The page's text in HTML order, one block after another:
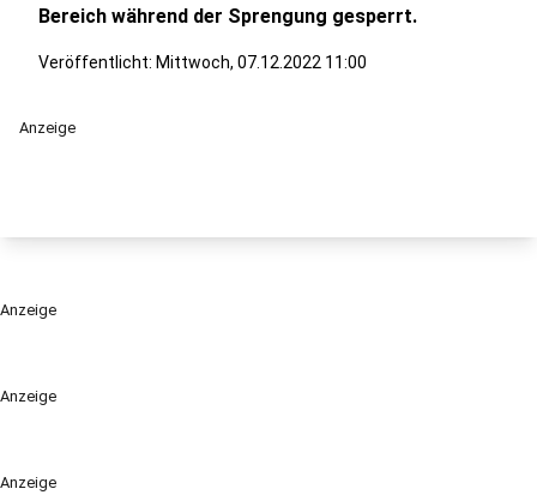
Anzeige
Anzeige
Bereich während der Sprengung gesperrt.
Veröffentlicht: Mittwoch, 07.12.2022 11:00
Anzeige
Anzeige